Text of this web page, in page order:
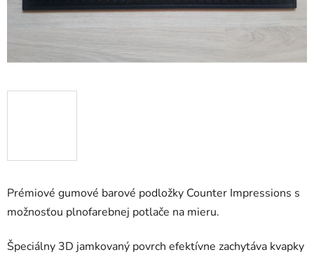
Prémiové gumové barové podložky Counter Impressions s
možnosťou plnofarebnej potlače na mieru.
Špeciálny 3D jamkovaný povrch efektívne zachytáva kvapky